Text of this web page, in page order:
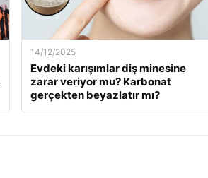
14/12/2025
Evdeki karışımlar diş minesine
zarar veriyor mu? Karbonat
gerçekten beyazlatır mı?